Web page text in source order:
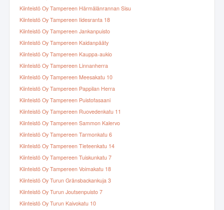
Kiinteistö Oy Tampereen Härmälänrannan Sisu
Kiinteistö Oy Tampereen Iidesranta 18
Kiinteistö Oy Tampereen Jankanpuisto
Kiinteistö Oy Tampereen Kaidanpääty
Kiinteistö Oy Tampereen Kauppa-aukio
Kiinteistö Oy Tampereen Linnanherra
Kiinteistö Oy Tampereen Meesakatu 10
Kiinteistö Oy Tampereen Pappilan Herra
Kiinteistö Oy Tampereen Puistofasaani
Kiinteistö Oy Tampereen Ruovedenkatu 11
Kiinteistö Oy Tampereen Sammon Kalervo
Kiinteistö Oy Tampereen Tarmonkatu 6
Kiinteistö Oy Tampereen Tieteenkatu 14
Kiinteistö Oy Tampereen Tuiskunkatu 7
Kiinteistö Oy Tampereen Voimakatu 18
Kiinteistö Oy Turun Gränsbackankuja 3
Kiinteistö Oy Turun Joutsenpuisto 7
Kiinteistö Oy Turun Kaivokatu 10